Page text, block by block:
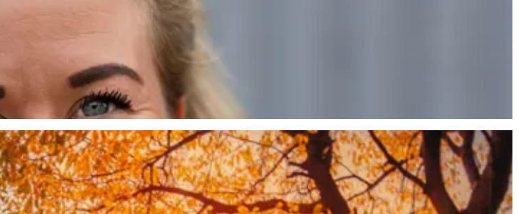
Kristianstad, ett oövervinnerligt team medarbetare som bland annat monterar skolmöbler.